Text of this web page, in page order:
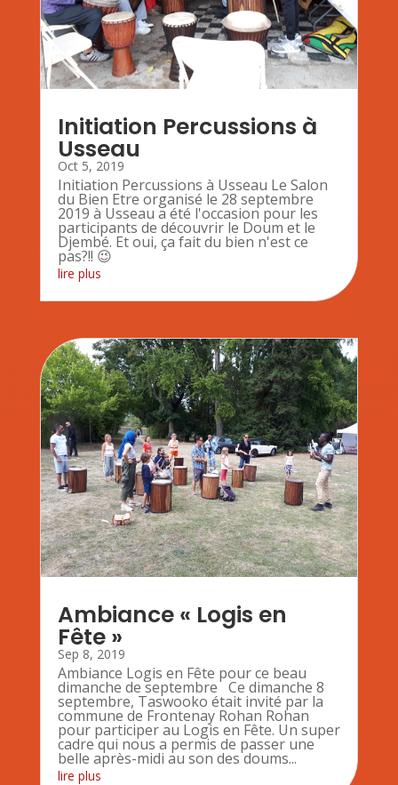
Initiation Percussions à
Usseau
Oct 5, 2019
Initiation Percussions à Usseau Le Salon
du Bien Etre organisé le 28 septembre
2019 à Usseau a été l'occasion pour les
participants de découvrir le Doum et le
Djembé. Et oui, ça fait du bien n'est ce
pas?!! 😉
lire plus
Ambiance « Logis en
Fête »
Sep 8, 2019
Ambiance Logis en Fête pour ce beau
dimanche de septembre Ce dimanche 8
septembre, Taswooko était invité par la
commune de Frontenay Rohan Rohan
pour participer au Logis en Fête. Un super
cadre qui nous a permis de passer une
belle après-midi au son des doums...
lire plus